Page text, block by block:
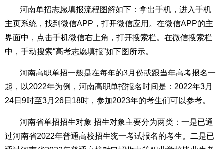
河南单招志愿填报流程图解如下：拿出手机，进入手机
主页系统，找到微信APP，打开微信应用。在微信APP的主
界面中，点击手机微信右上角，打开搜索栏。在微信搜索栏
中，手动搜索“高考志愿填报”如下图所示。
河南高职单招一般是在每年的3月份或跟当年高考报名一
起，以2022年为例，河南高职单招报名时间是：2022年3月
24日9时至3月26日18时，参加2023年的考生们可以参考。
河南省单招招生对象 招生对象主要分为两类：一是已通
过河南省2022年普通高校招生统一考试报名的考生。二是已